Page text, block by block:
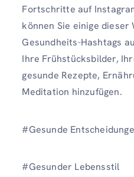
Fortschritte auf
können Sie einige dieser
Gesundheits-Hashtags
Ihre Frühstücksbilder,
gesunde Rezepte,
Meditation hinzufügen.
#Gesunde
#Gesunder Lebensstil